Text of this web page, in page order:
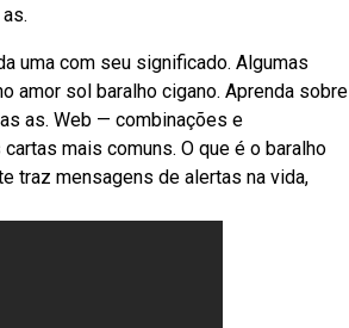
uma com seu significado. Algumas
amor sol baralho cigano. Aprenda sobre
as. Web — combinações e
mais comuns. O que é o baralho
traz mensagens de alertas na vida,